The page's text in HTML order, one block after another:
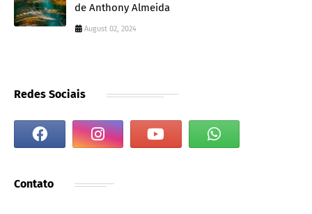
de Anthony Almeida
August 02, 2024
Redes Sociais
Contato